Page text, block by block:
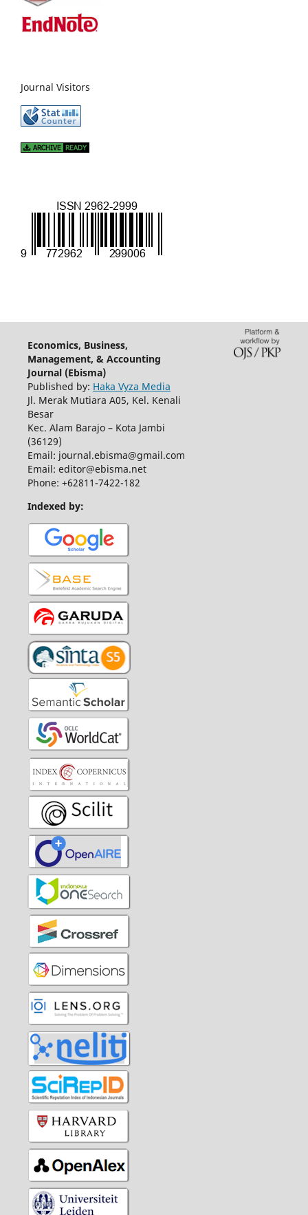
Journal Visitors
Economics, Business,
Management, & Accounting
Journal (Ebisma)
Published by: Haka Vyza Media
Jl. Merak Mutiara A05, Kel. Kenali
Besar
Kec. Alam Barajo – Kota Jambi
(36129)
Email: journal.ebisma@gmail.com
Email: editor@ebisma.net
Phone: +62811-7422-182
Indexed by: